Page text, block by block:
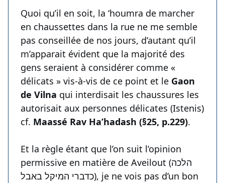
Quoi qu’il en soit, la ‘houmra de marcher
en chaussettes dans la rue ne me semble
pas conseillée de nos jours, d’autant qu’il
m’apparait évident que la majorité des
gens seraient à considérer comme «
délicats » vis-à-vis de ce point et le Gaon
de Vilna qui interdisait les chaussures les
autorisait aux personnes délicates (Istenis)
cf. Maassé Rav Ha’hadash (§25, p.229).
Et la règle étant que l’on suit l’opinion
permissive en matière de Aveilout (הלכה
כדברי המיקל באבל), je ne vois pas d’un bon